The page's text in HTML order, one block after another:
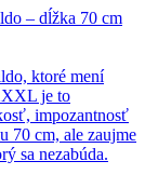
ktoré mení
je to
impozantnosť
70 cm, ale zaujme
sa nezabúda.